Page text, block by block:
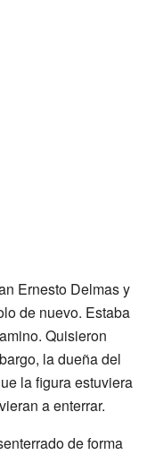
Ernesto Delmas y
de nuevo. Estaba
Quisieron
la dueña del
la figura estuviera
a enterrar.
de forma